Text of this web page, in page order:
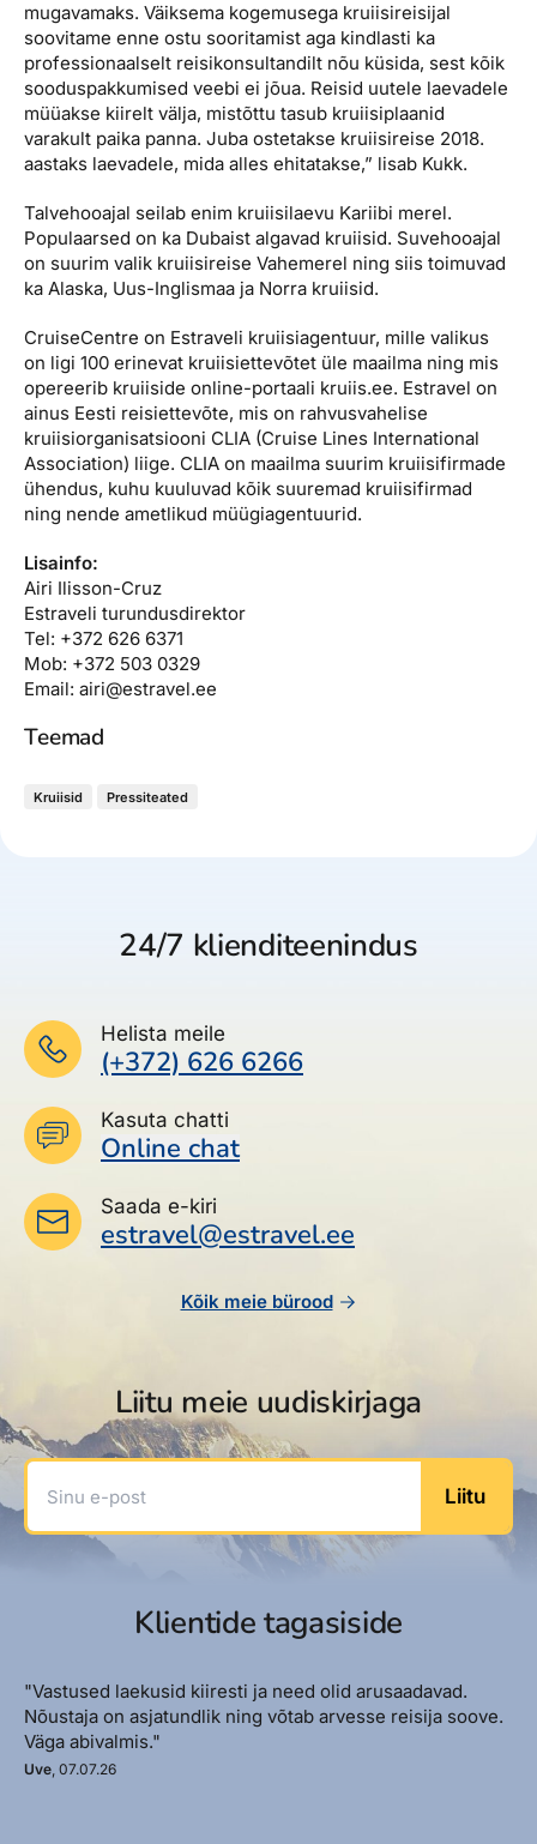
mugavamaks. Väiksema kogemusega kruiisireisijal
soovitame enne ostu sooritamist aga kindlasti ka
professionaalselt reisikonsultandilt nõu küsida, sest kõik
sooduspakkumised veebi ei jõua. Reisid uutele laevadele
müüakse kiirelt välja, mistõttu tasub kruiisiplaanid
varakult paika panna. Juba ostetakse kruiisireise 2018.
aastaks laevadele, mida alles ehitatakse,” lisab Kukk.
Talvehooajal seilab enim kruiisilaevu Kariibi merel.
Populaarsed on ka Dubaist algavad kruiisid. Suvehooajal
on suurim valik kruiisireise Vahemerel ning siis toimuvad
ka Alaska, Uus-Inglismaa ja Norra kruiisid.
CruiseCentre on Estraveli kruiisiagentuur, mille valikus
on ligi 100 erinevat kruiisiettevõtet üle maailma ning mis
opereerib kruiiside online-portaali kruiis.ee. Estravel on
ainus Eesti reisiettevõte, mis on rahvusvahelise
kruiisiorganisatsiooni CLIA (Cruise Lines International
Association) liige. CLIA on maailma suurim kruiisifirmade
ühendus, kuhu kuuluvad kõik suuremad kruiisifirmad
ning nende ametlikud müügiagentuurid.
Lisainfo:
Airi Ilisson-Cruz
Estraveli turundusdirektor
Tel: +372 626 6371
Mob: +372 503 0329
Email: airi@estravel.ee
Teemad
Kruiisid Pressiteated
24/7 klienditeenindus
Helista meile
(+372) 626 6266
Kasuta chatti
Online chat
Saada e-kiri
estravel@estravel.ee
Kõik meie bürood
Liitu meie uudiskirjaga
Sinu e-post
Liitu
Klientide tagasiside
"Vastused laekusid kiiresti ja need olid arusaadavad.
Nõustaja on asjatundlik ning võtab arvesse reisija soove.
Väga abivalmis."
Uve, 07.07.26